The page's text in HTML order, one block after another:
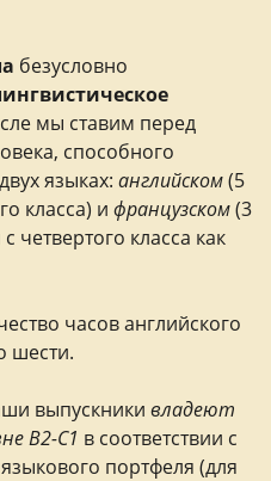
соревнованиях
в Высшие Учебные
и проектная
безусловно
мы ставим перед
способного
языках: английском(5
класса) и французском(3
четвертого класса как
часов английского
шести.
выпускники владеют
B2-C1 в соответствии с
портфеля (для